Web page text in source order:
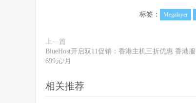
标签： Megalayer
上一篇
BlueHost开启双11促销：香港主机三折优惠 香港
699元/月
相关推荐